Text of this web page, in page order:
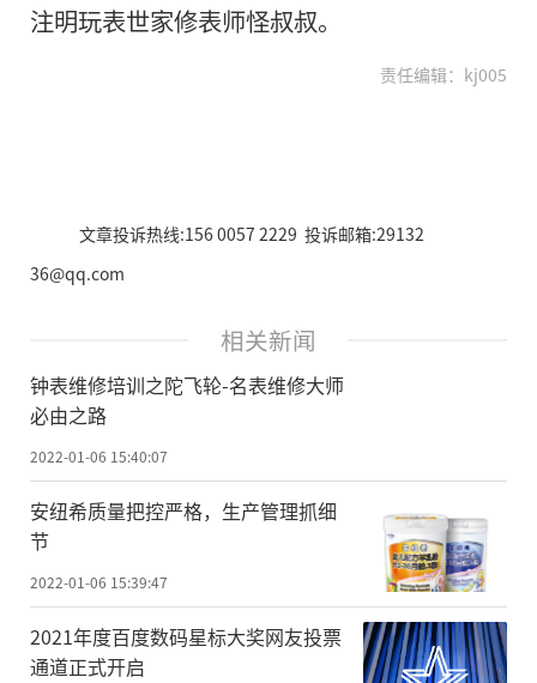
注明玩表世家修表师怪叔叔。
责任编辑：kj005
文章投诉热线:156 0057 2229 投诉邮箱:29132
36@qq.com
相关新闻
钟表维修培训之陀飞轮-名表维修大师
必由之路
2022-01-06 15:40:07
安纽希质量把控严格，生产管理抓细
节
2022-01-06 15:39:47
2021年度百度数码星标大奖网友投票
通道正式开启